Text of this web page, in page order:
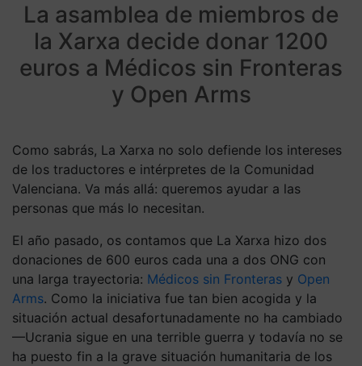
La asamblea de miembros de
la Xarxa decide donar 1200
euros a Médicos sin Fronteras
y Open Arms
Como sabrás, La Xarxa no solo defiende los intereses
de los traductores e intérpretes de la Comunidad
Valenciana. Va más allá: queremos ayudar a las
personas que más lo necesitan.
El año pasado, os contamos que La Xarxa hizo dos
donaciones de 600 euros cada una a dos ONG con
una larga trayectoria: Médicos sin Fronteras y Open
Arms. Como la iniciativa fue tan bien acogida y la
situación actual desafortunadamente no ha cambiado
—Ucrania sigue en una terrible guerra y todavía no se
ha puesto fin a la grave situación humanitaria de los